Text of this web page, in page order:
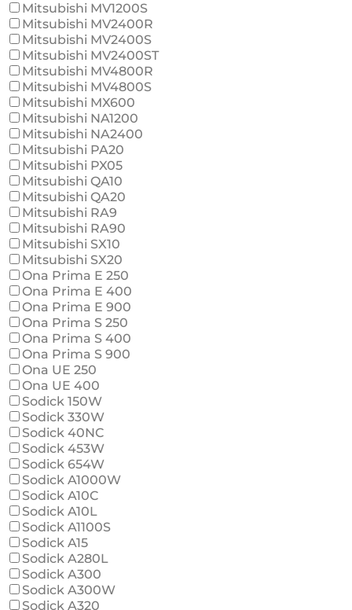
Mitsubishi MV1200S
Mitsubishi MV2400R
Mitsubishi MV2400S
Mitsubishi MV2400ST
Mitsubishi MV4800R
Mitsubishi MV4800S
Mitsubishi MX600
Mitsubishi NA1200
Mitsubishi NA2400
Mitsubishi PA20
Mitsubishi PX05
Mitsubishi QA10
Mitsubishi QA20
Mitsubishi RA9
Mitsubishi RA90
Mitsubishi SX10
Mitsubishi SX20
Ona Prima E 250
Ona Prima E 400
Ona Prima E 900
Ona Prima S 250
Ona Prima S 400
Ona Prima S 900
Ona UE 250
Ona UE 400
Sodick 150W
Sodick 330W
Sodick 40NC
Sodick 453W
Sodick 654W
Sodick A1000W
Sodick A10C
Sodick A10L
Sodick A1100S
Sodick A15
Sodick A280L
Sodick A300
Sodick A300W
Sodick A320